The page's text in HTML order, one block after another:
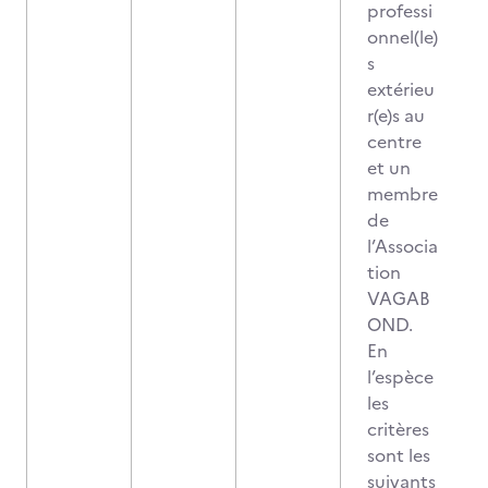
professi
onnel(le)
s
extérieu
r(e)s au
centre
et un
membre
de
l’Associa
tion
VAGAB
OND.
En
l’espèce
les
critères
sont les
suivants